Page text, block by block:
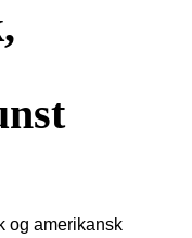
og amerikansk